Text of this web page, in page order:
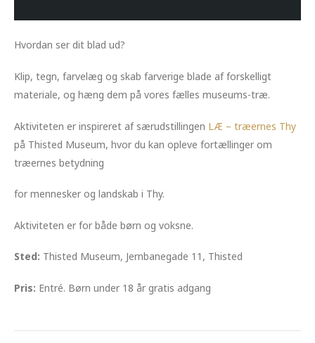
Hvordan ser dit blad ud?
Klip, tegn, farvelæg og skab farverige blade af forskelligt
materiale, og hæng dem på vores fælles museums-træ.
Aktiviteten er inspireret af særudstillingen LÆ – træernes Thy
på Thisted Museum, hvor du kan opleve fortællinger om
træernes betydning
for mennesker og landskab i Thy.
Aktiviteten er for både børn og voksne.
Sted: Thisted Museum, Jernbanegade 11, Thisted
Pris: Entré. Børn under 18 år gratis adgang